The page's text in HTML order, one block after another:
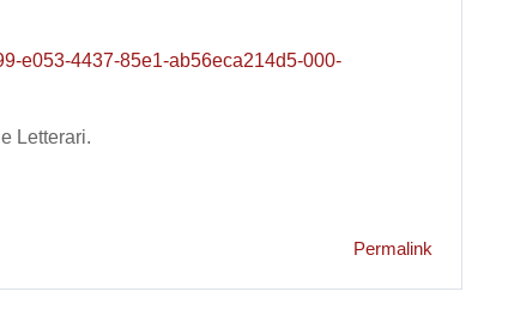
e053-4437-85e1-ab56eca214d5-000-
Letterari.
Permalink